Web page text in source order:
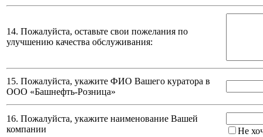
14. Пожалуйста, оставьте свои пожелания по
улучшению качества обслуживания:
15. Пожалуйста, укажите ФИО Вашего куратора в
ООО «Башнефть-Розница»
16. Пожалуйста, укажите наименование Вашей
компании
Не